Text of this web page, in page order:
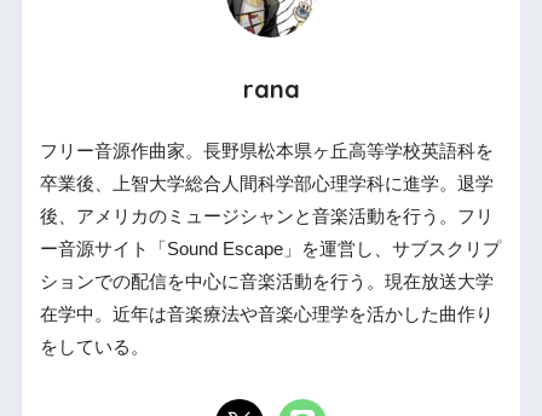
rana
フリー音源作曲家。長野県松本県ヶ丘高等学校英語科を
卒業後、上智大学総合人間科学部心理学科に進学。退学
後、アメリカのミュージシャンと音楽活動を行う。フリ
ー音源サイト「Sound Escape」を運営し、サブスクリプ
ションでの配信を中心に音楽活動を行う。現在放送大学
在学中。近年は音楽療法や音楽心理学を活かした曲作り
をしている。